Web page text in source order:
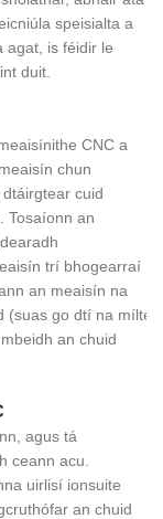
speisialta a
agat, is féidir le
duit.
CNC a
chun
cuid
Tosaíonn an
trí bhogearraí
an meaisín na
(suas go dtí na mílte
an chuid
agus tá
ceann acu.
uirlisí ionsuite
an chuid